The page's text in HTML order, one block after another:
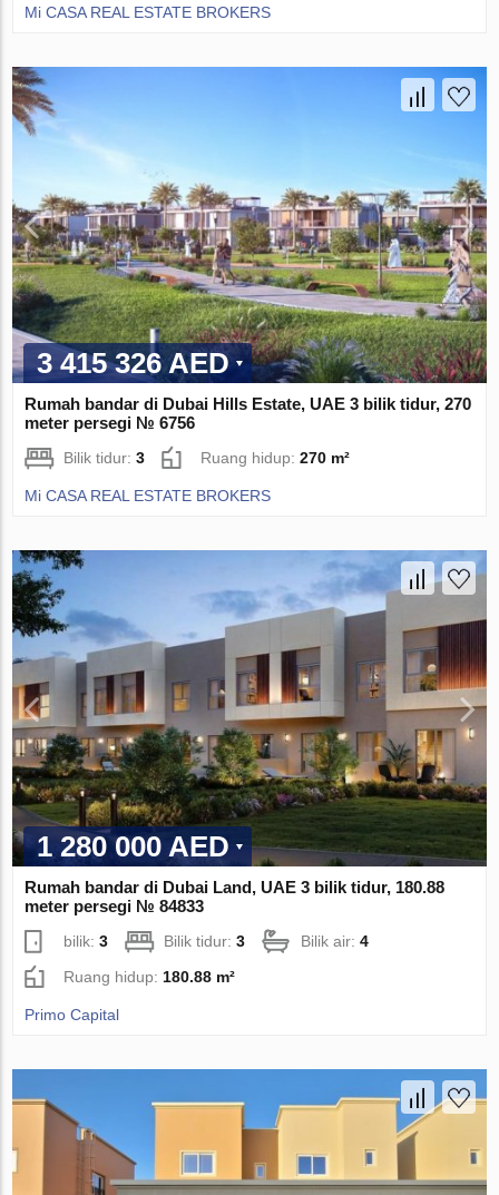
Mi CASA REAL ESTATE BROKERS
3 415 326 AED
Rumah bandar di Dubai Hills Estate, UAE 3 bilik tidur, 270
meter persegi № 6756
Bilik tidur:3 Ruang hidup:270 m²
Mi CASA REAL ESTATE BROKERS
1 280 000 AED
Rumah bandar di Dubai Land, UAE 3 bilik tidur, 180.88
meter persegi № 84833
bilik:3 Bilik tidur:3 Bilik air:4
Ruang hidup: 180.88 m²
Primo Capital